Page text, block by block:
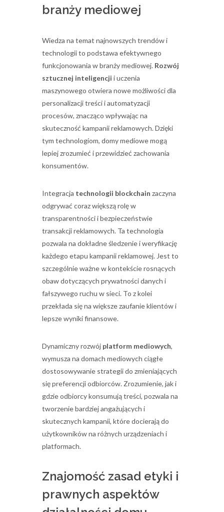
branży mediowej
Wiedza na temat najnowszych trendów i
technologii to podstawa efektywnego
funkcjonowania w branży mediowej. Rozwój
sztucznej inteligencji i uczenia
maszynowego otwiera nowe możliwości dla
personalizacji treści i automatyzacji
procesów, znacząco wpływając na
skuteczność kampanii reklamowych. Dzięki
tym technologiom, domy mediowe mogą
lepiej zrozumieć i przewidzieć zachowania
konsumentów.
Integracja technologii blockchain zaczyna
odgrywać coraz większą rolę w
transparentności i bezpieczeństwie
transakcji reklamowych. Ta technologia
pozwala na dokładne śledzenie i weryfikację
każdego etapu kampanii reklamowej. Jest to
szczególnie ważne w kontekście rosnących
obaw dotyczących prywatności danych i
fałszywego ruchu w sieci. To z kolei
przekłada się na większe zaufanie klientów i
lepsze wyniki finansowe.
Dynamiczny rozwój platform mediowych,
wymusza na domach mediowych ciągłe
dostosowywanie strategii do zmieniających
się preferencji odbiorców. Zrozumienie, jak i
gdzie odbiorcy konsumują treści, pozwala na
tworzenie bardziej angażujących i
skutecznych kampanii, które docierają do
użytkowników na różnych urządzeniach i
platformach.
Znajomość zasad etyki i
prawnych aspektów